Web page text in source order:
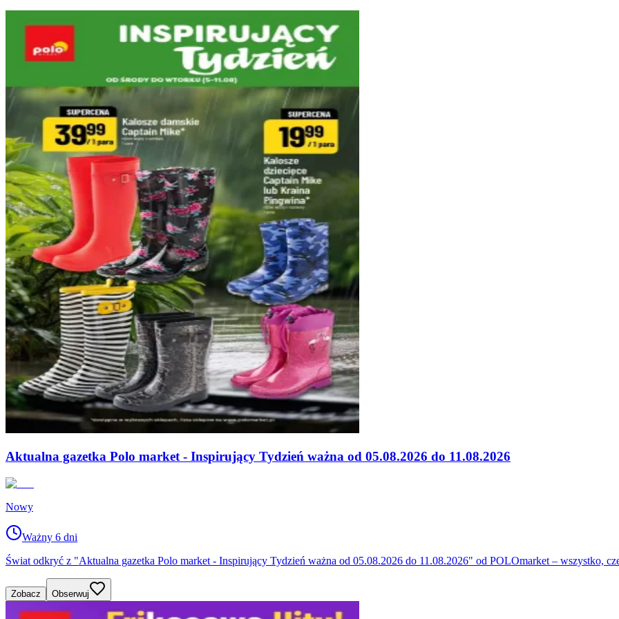
Aktualna gazetka Polo market - Inspirujący Tydzień ważna od 05.08.2026 do 11.08.2026
Nowy
Ważny 6 dni
Świat odkryć z "Aktualna gazetka Polo market - Inspirujący Tydzień ważna od 05.08.2026 do 11.08.2026" od POLOmarket – wszystko,
Zobacz Obserwuj